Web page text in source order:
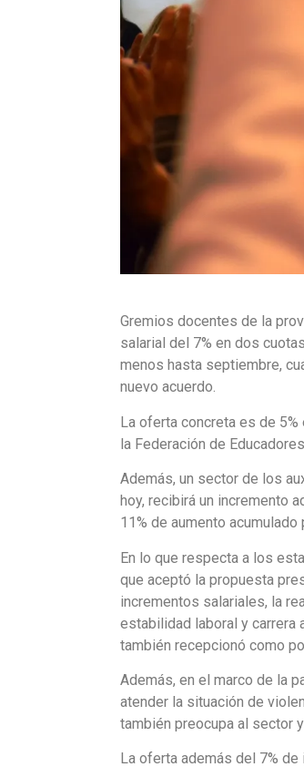
Gremios docentes de la
salarial del 7% en dos
menos hasta septiembre,
nuevo acuerdo.
La oferta concreta es de 5%
la Federación de
Además, un sector de los
hoy, recibirá un incremento
11% de aumento
En lo que respecta a los
que aceptó la propuesta
incrementos salariales, la
estabilidad laboral y carrera
también recepcionó como
Además, en el marco de la
atender la situación de
también preocupa al sector
La oferta además del 7%